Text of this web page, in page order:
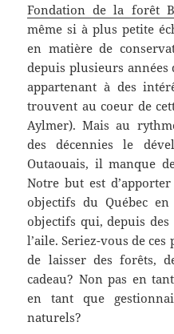
Fondation de la forêt
même si à plus petite
en matière de
depuis plusieurs années
appartenant à des
trouvent au coeur de
Aylmer). Mais au
des décennies le
Outaouais, il manque
Notre but est
objectifs du Québec en
objectifs qui, depuis
l’aile. Seriez-vous de ces
de laisser des forêts,
cadeau? Non pas en
en tant que
naturels?